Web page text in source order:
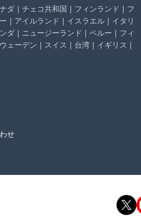
ダ ｜ チェコ共和国 ｜ フィンランド ｜ フ
｜ アイルランド ｜ イスラエル ｜ イタリ
ダ ｜ ニュージーランド ｜ ペルー ｜ フィ
ェーデン ｜ スイス ｜ 台湾 ｜ イギリス ｜
せ